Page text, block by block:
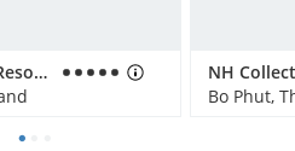
Bandara Spa Resort & Pool Villas, Samui
Bo Phut,